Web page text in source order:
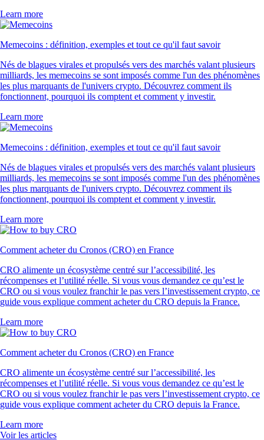
Learn more
Memecoins : définition, exemples et tout ce qu'il faut savoir
Nés de blagues virales et propulsés vers des marchés valant plusieurs
milliards, les memecoins se sont imposés comme l'un des phénomènes
les plus marquants de l'univers crypto. Découvrez comment ils
fonctionnent, pourquoi ils comptent et comment y investir.
Learn more
Memecoins : définition, exemples et tout ce qu'il faut savoir
Nés de blagues virales et propulsés vers des marchés valant plusieurs
milliards, les memecoins se sont imposés comme l'un des phénomènes
les plus marquants de l'univers crypto. Découvrez comment ils
fonctionnent, pourquoi ils comptent et comment y investir.
Learn more
Comment acheter du Cronos (CRO) en France
CRO alimente un écosystème centré sur l’accessibilité, les
récompenses et l’utilité réelle. Si vous vous demandez ce qu’est le
CRO ou si vous voulez franchir le pas vers l’investissement crypto, ce
guide vous explique comment acheter du CRO depuis la France.
Learn more
Comment acheter du Cronos (CRO) en France
CRO alimente un écosystème centré sur l’accessibilité, les
récompenses et l’utilité réelle. Si vous vous demandez ce qu’est le
CRO ou si vous voulez franchir le pas vers l’investissement crypto, ce
guide vous explique comment acheter du CRO depuis la France.
Learn more
Voir les articles